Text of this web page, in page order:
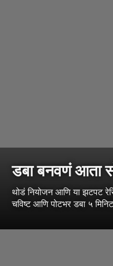
डबा बनवणं आता
थोडं नियोजन आणि या झटपट
चविष्ट आणि पोटभर डबा ५